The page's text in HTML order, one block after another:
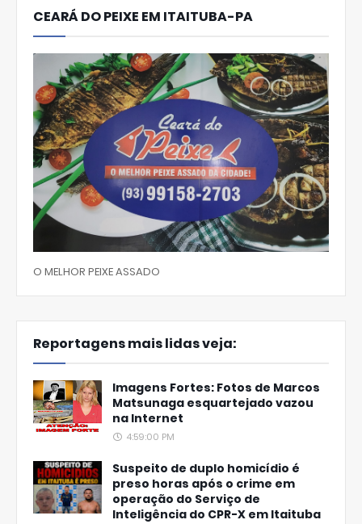
CEARÁ DO PEIXE EM ITAITUBA-PA
O MELHOR PEIXE ASSADO
Reportagens mais lidas veja:
Imagens Fortes: Fotos de Marcos
Matsunaga esquartejado vazou
na Internet
4:59:00 PM
Suspeito de duplo homicídio é
preso horas após o crime em
operação do Serviço de
Inteligência do CPR-X em Itaituba